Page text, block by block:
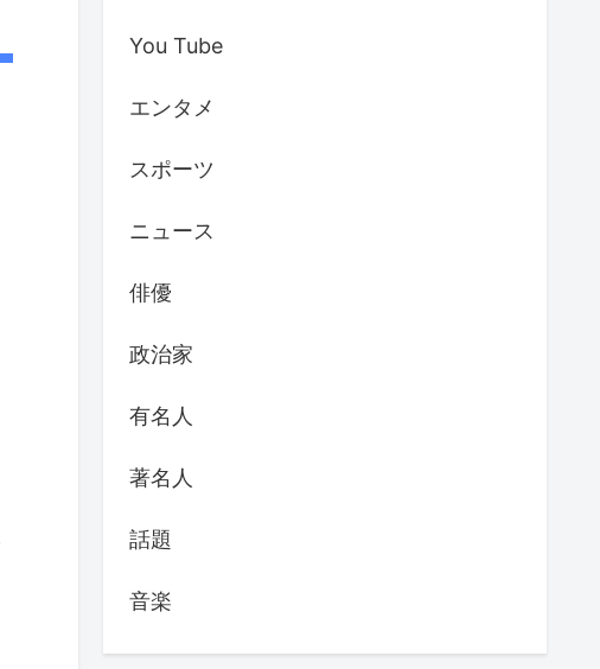
You Tube
エンタメ
スポーツ
ニュース
俳優
政治家
有名人
著名人
話題
音楽